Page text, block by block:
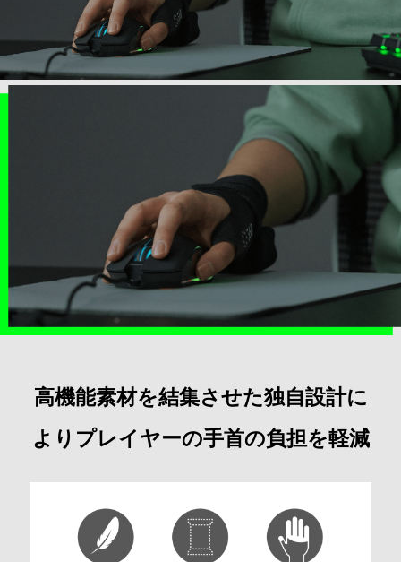
高機能素材を結集させた独自設計に
よりプレイヤーの手首の負担を軽減